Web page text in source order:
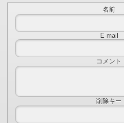
名前
E-mail
コメント
削除キー